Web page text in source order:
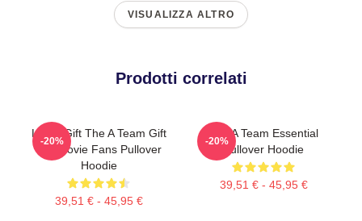
VISUALIZZA ALTRO
Prodotti correlati
Lover Gift The A Team Gift
For Movie Fans Pullover
Hoodie
39,51 € - 45,95 €
-20%
The A Team Essential
Pullover Hoodie
39,51 € - 45,95 €
-20%